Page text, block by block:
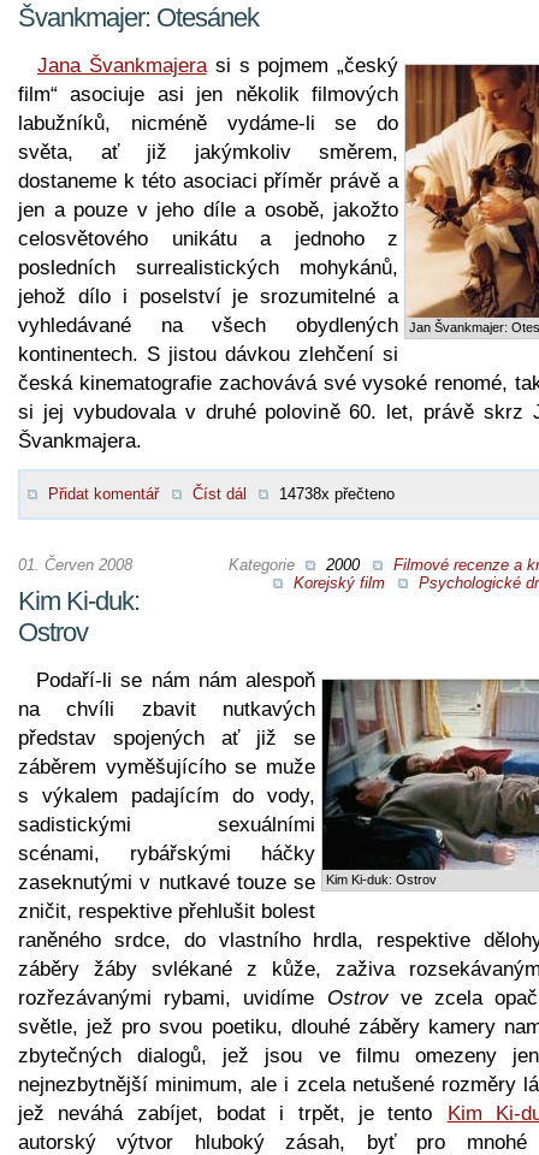
Švankmajer: Otesánek
Jan Švankmajer:
Jana Švankmajera si s pojmem „český
film“ asociuje asi jen několik filmových
labužníků, nicméně vydáme-li se do
světa, ať již jakýmkoliv směrem,
dostaneme k této asociaci příměr právě a
jen a pouze v jeho díle a osobě, jakožto
celosvětového unikátu a jednoho z
posledních surrealistických mohykánů,
jehož dílo i poselství je srozumitelné a
vyhledávané na všech obydlených
kontinentech. S jistou dávkou zlehčení si
česká kinematografie zachovává své vysoké renomé,
si jej vybudovala v druhé polovině 60. let, právě skrz
Švankmajera.
Přidat komentář Číst dál 14738x přečteno
Kategorie 2000
Filmové recenze a
Korejský film
Psychologické
01. Červen 2008
Kim Ki-duk:
Ostrov
Kim Ki-duk: Ostrov
Podaří-li se nám nám alespoň
na chvíli zbavit nutkavých
představ spojených ať již se
záběrem vyměšujícího se muže
s výkalem padajícím do vody,
sadistickými sexuálními
scénami, rybářskými háčky
zaseknutými v nutkavé touze se
zničit, respektive přehlušit bolest
raněného srdce, do vlastního hrdla, respektive
záběry žáby svlékané z kůže, zaživa
rozřezávanými rybami, uvidíme Ostrovve zcela
světle, jež pro svou poetiku, dlouhé záběry kamery
zbytečných dialogů, jež jsou ve filmu omezeny
nejnezbytnější minimum, ale i zcela netušené rozměry
jež neváhá zabíjet, bodat i trpět, je tento
Kim Ki-
autorský výtvor hluboký zásah, byť pro